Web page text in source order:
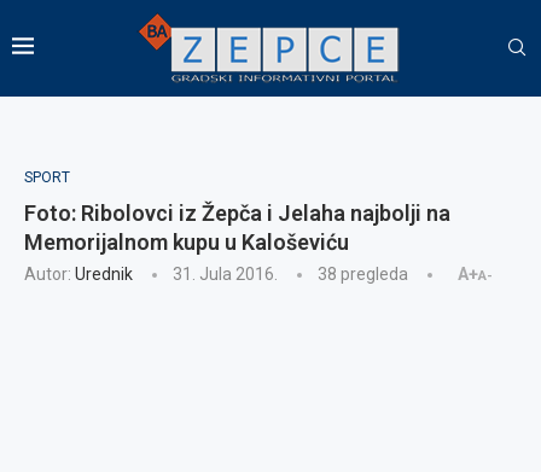
SPORT
Foto: Ribolovci iz Žepča i Jelaha najbolji na
Memorijalnom kupu u Kaloševiću
Autor: Urednik 31. Jula 2016. 38 pregleda A+A-